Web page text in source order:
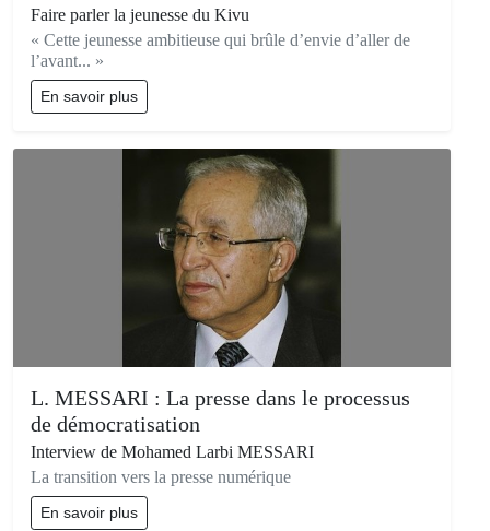
Faire parler la jeunesse du Kivu
« Cette jeunesse ambitieuse qui brûle d’envie d’aller de
l’avant... »
En savoir plus
L. MESSARI : La presse dans le processus
de démocratisation
Interview de Mohamed Larbi MESSARI
La transition vers la presse numérique
En savoir plus